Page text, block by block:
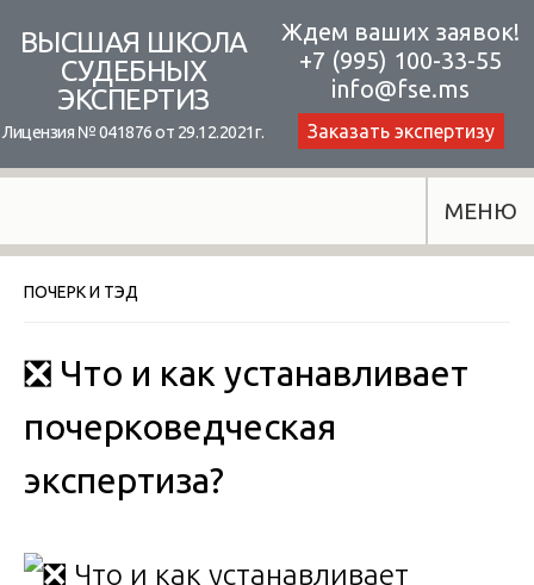
content
ВЫСШАЯ ШКОЛА
СУДЕБНЫХ
ЭКСПЕРТИЗ
Лицензия № 041876 от 29.12.2021г.
Ждем ваших заявок!
+7 (995) 100-33-55
info@fse.ms
Заказать экспертизу
МЕНЮ
ПОЧЕРК И ТЭД
❎ Что и как устанавливает
почерковедческая
экспертиза?